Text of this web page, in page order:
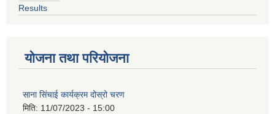
Results
योजना तथा परियोजना
साना सिंचाई कार्यक्रम दोस्रो चरण
मिति: 11/07/2023 - 15:00